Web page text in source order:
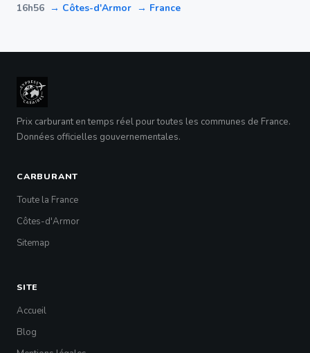
16h56 → Côtes-d'Armor → France
Prix carburant en temps réel pour toutes les communes de France.
Données officielles gouvernementales.
CARBURANT
Toute la France
Côtes-d'Armor
Sitemap
SITE
Accueil
Blog